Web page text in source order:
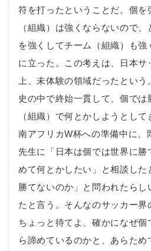
符を打ったということだ。個を
（組織）は強くならないので
を強くしてチーム（組織）も強
に立った。この考えは、日本サ
上、未体験の領域だったとい
史の中で終始一貫して、個では
（組織）で何とかしようとして
南アフリカW杯への準備中に、
先生に「日本は個では世界に勝
めて何とかしたい」と相談した
勝てないのか」と問われたらし
たと言う。そんなのサッカー界
ちょっと待てよ、確かになぜ
ら諦めているのかと、あらため